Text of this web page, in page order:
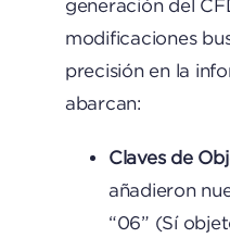
generación del
modificaciones
precisión en la
abarcan:​
Claves de
añadieron
“06” (Sí